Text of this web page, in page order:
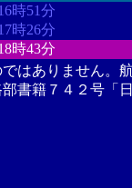
時51分
時26分
時43分
はありません。
書籍７４２号「